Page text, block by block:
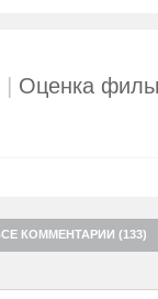
| Оценка
КОММЕНТАРИИ (133)